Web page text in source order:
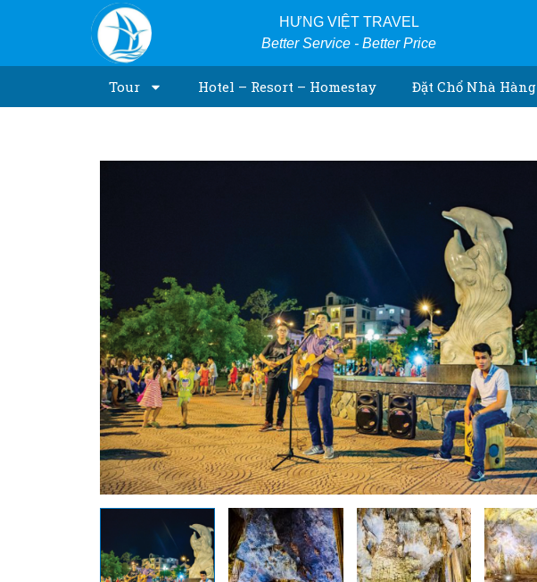
HƯNG VIỆT TRAVEL
Better Service - Better Price
Tour Hotel – Resort – Homestay Đặt Chổ Nhà Hàng